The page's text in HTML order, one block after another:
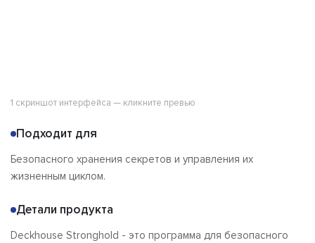
1 скриншот интерфейса — кликните превью
Подходит для
Безопасного хранения секретов и управления их
жизненным циклом.
Детали продукта
Deckhouse Stronghold - это программа для безопасного